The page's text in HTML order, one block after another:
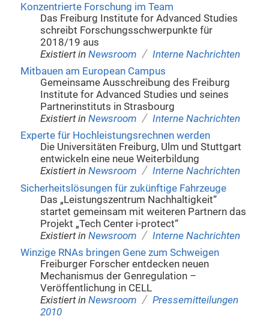
Konzentrierte Forschung im Team
Das Freiburg Institute for Advanced Studies
schreibt Forschungsschwerpunkte für
2018/19 aus
Existiert in Newsroom / Interne Nachrichten
Mitbauen am European Campus
Gemeinsame Ausschreibung des Freiburg
Institute for Advanced Studies und seines
Partnerinstituts in Strasbourg
Existiert in Newsroom / Interne Nachrichten
Experte für Hochleistungsrechnen werden
Die Universitäten Freiburg, Ulm und Stuttgart
entwickeln eine neue Weiterbildung
Existiert in Newsroom / Interne Nachrichten
Sicherheitslösungen für zukünftige Fahrzeuge
Das „Leistungszentrum Nachhaltigkeit“
startet gemeinsam mit weiteren Partnern das
Projekt „Tech Center i-protect“
Existiert in Newsroom / Interne Nachrichten
Winzige RNAs bringen Gene zum Schweigen
Freiburger Forscher entdecken neuen
Mechanismus der Genregulation –
Veröffentlichung in CELL
Existiert in Newsroom / Pressemitteilungen
2010